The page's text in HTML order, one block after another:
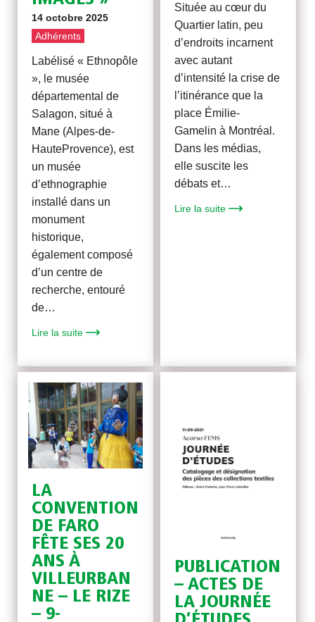
14 octobre 2025
Adhérents
Labélisé « Ethnopôle
», le musée
départemental de
Salagon, situé à
Mane (Alpes-de-
HauteProvence), est
un musée
d’ethnographie
installé dans un
monument
historique,
également composé
d’un centre de
recherche, entouré
de…
Lire la suite
Située au cœur du
Quartier latin, peu
d’endroits incarnent
avec autant
d’intensité la crise de
l’itinérance que la
place Émilie-
Gamelin à Montréal.
Dans les médias,
elle suscite les
débats et…
Lire la suite
LA
CONVENTION
DE FARO
FÊTE SES 20
ANS À
VILLEURBAN
NE – LE RIZE
– 9-
PUBLICATION
– ACTES DE
LA JOURNÉE